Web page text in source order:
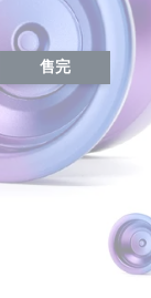
售完